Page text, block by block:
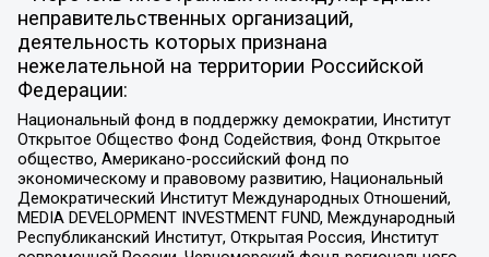
неправительственных организаций,
деятельность которых признана
нежелательной на территории Российской
Федерации:
Национальный фонд в поддержку демократии, Институт
Открытое Общество Фонд Содействия, Фонд Открытое
общество, Американо-российский фонд по
экономическому и правовому развитию, Национальный
Демократический Институт Международных Отношений,
MEDIA DEVELOPMENT INVESTMENT FUND, Международный
Республиканский Институт, Открытая Россия, Институт